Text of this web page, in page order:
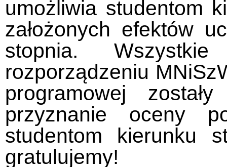
umożliwia studentom
założonych efektów
stopnia.
rozporządzeniu
programowej
przyznanie oceny
studentom kierunku
gratulujemy!